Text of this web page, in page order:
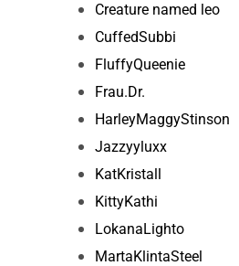
Creature named leo
CuffedSubbi
FluffyQueenie
Frau.Dr.
HarleyMaggyStinson
Jazzyyluxx
KatKristall
KittyKathi
LokanaLighto
MartaKlintaSteel